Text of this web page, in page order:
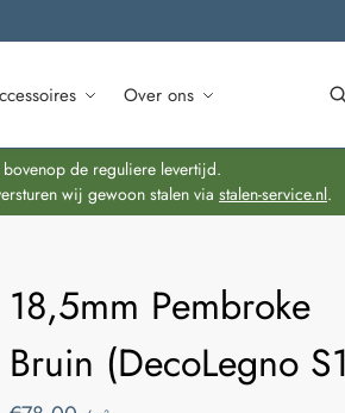
Over ons
de reguliere levertijd.
wij gewoon stalen via stalen-service.nl.
18,5mm Pembroke
Bruin (DecoLegno